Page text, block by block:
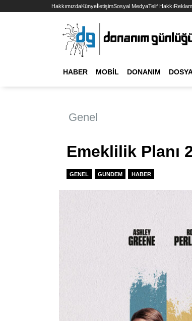
HakkımızdaKünyeİletişimSosyal MedyaTelif HakkıReklam
HABER MOBIL DONANIM
Genel
Emeklilik Planı
GENEL GUNDEM HABER